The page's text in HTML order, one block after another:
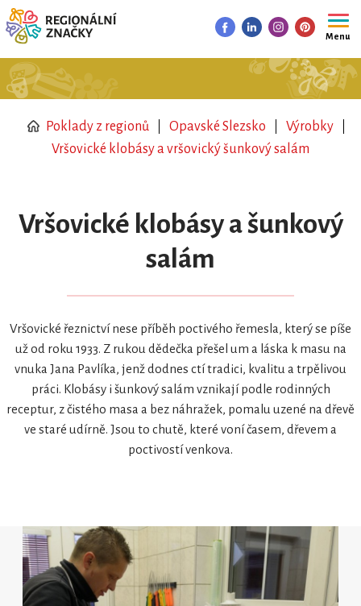
Menu
Poklady z regionů Opavské Slezsko
Výrobky
Vršovické klobásy a vršovický šunkový salám
Vršovické klobásy a šunkový
salám
Vršovické řeznictví nese příběh poctivého řemesla, který se píše
už od roku 1933. Z rukou dědečka přešel um a láska k masu na
vnuka Jana Pavlíka, jenž dodnes ctí tradici, kvalitu a trpělivou
práci. Klobásy i šunkový salám vznikají podle rodinných
receptur, z čistého masa a bez náhražek, pomalu uzené na dřevě
ve staré udírně. Jsou to chutě, které voní časem, dřevem a
poctivostí venkova.